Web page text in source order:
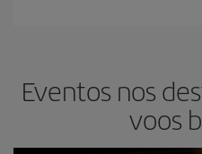
Eventos nos
voos